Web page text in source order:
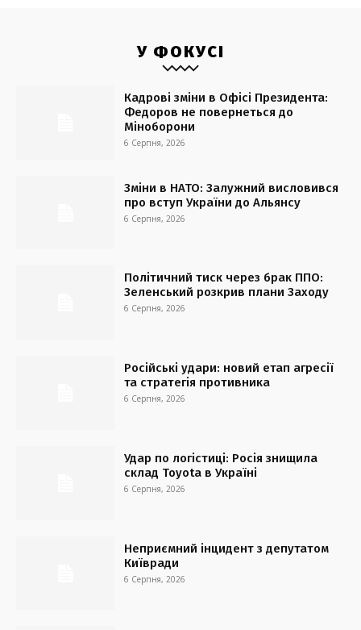
У ФОКУСІ
Кадрові зміни в Офісі Президента:
Федоров не повернеться до
Міноборони
6 Серпня, 2026
Зміни в НАТО: Залужний висловився
про вступ України до Альянсу
6 Серпня, 2026
Політичний тиск через брак ППО:
Зеленський розкрив плани Заходу
6 Серпня, 2026
Російські удари: новий етап агресії
та стратегія противника
6 Серпня, 2026
Удар по логістиці: Росія знищила
склад Toyota в Україні
6 Серпня, 2026
Неприємний інцидент з депутатом
Київради
6 Серпня, 2026